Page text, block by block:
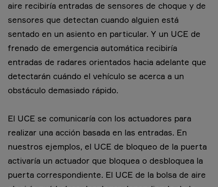
aire recibiría entradas de sensores de choque y de
sensores que detectan cuando alguien está
sentado en un asiento en particular. Y un UCE de
frenado de emergencia automática recibiría
entradas de radares orientados hacia adelante que
detectarán cuándo el vehículo se acerca a un
obstáculo demasiado rápido.
El UCE se comunicaría con los actuadores para
realizar una acción basada en las entradas. En
nuestros ejemplos, el UCE de bloqueo de la puerta
activaría un actuador que bloquea o desbloquea la
puerta correspondiente. El UCE de la bolsa de aire